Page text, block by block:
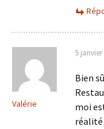
Valérie
5 janvier
Bien
moi
réalité